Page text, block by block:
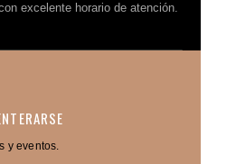
$250,00
excelente horario de atención.
y eventos.